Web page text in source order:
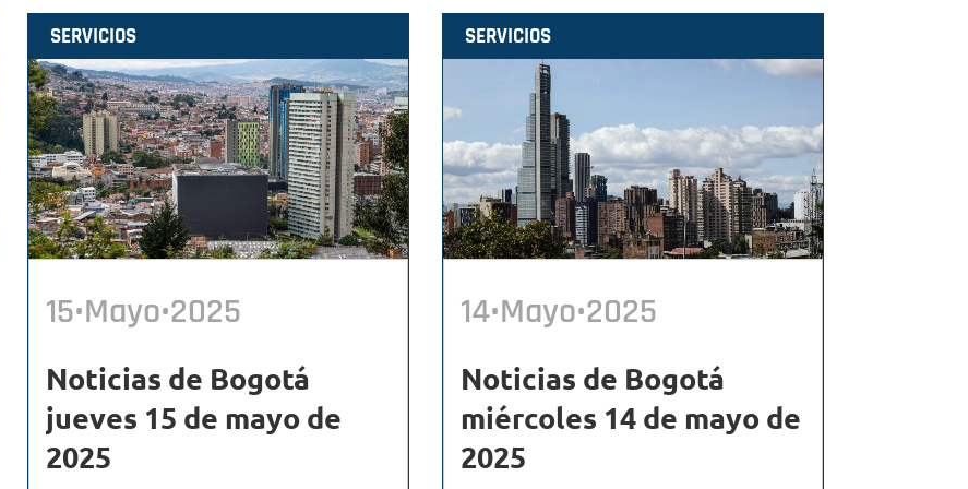
SERVICIOS
15•Mayo•2025
Noticias de Bogotá
jueves 15 de mayo de
2025
SERVICIOS
14•Mayo•2025
Noticias de Bogotá
miércoles 14 de mayo de
2025